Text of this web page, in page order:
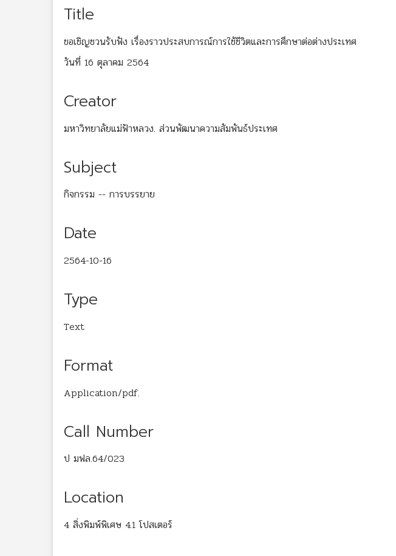
Title
ขอเชิญชวนรับฟัง เรื่องราวประสบการณ์การใช้ชีวิตและการศึกษาต่อต่างประเทศ
วันที่ 16 ตุลาคม 2564
Creator
มหาวิทยาลัยแม่ฟ้าหลวง. ส่วนพัฒนาความสัมพันธ์ประเทศ
Subject
กิจกรรม -- การบรรยาย
Date
2564-10-16
Type
Text
Format
Application/pdf.
Call Number
ป มฟล.64/023
Location
4 สิ่งพิมพ์พิเศษ 4.1 โปสเตอร์